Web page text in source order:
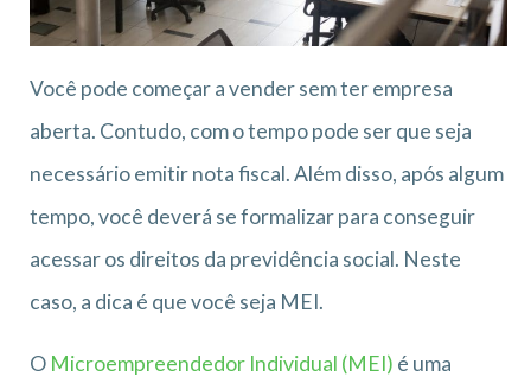
Você pode começar a vender sem ter empresa
aberta. Contudo, com o tempo pode ser que seja
necessário emitir nota fiscal. Além disso, após algum
tempo, você deverá se formalizar para conseguir
acessar os direitos da previdência social. Neste
caso, a dica é que você seja MEI.
O Microempreendedor Individual (MEI) é uma